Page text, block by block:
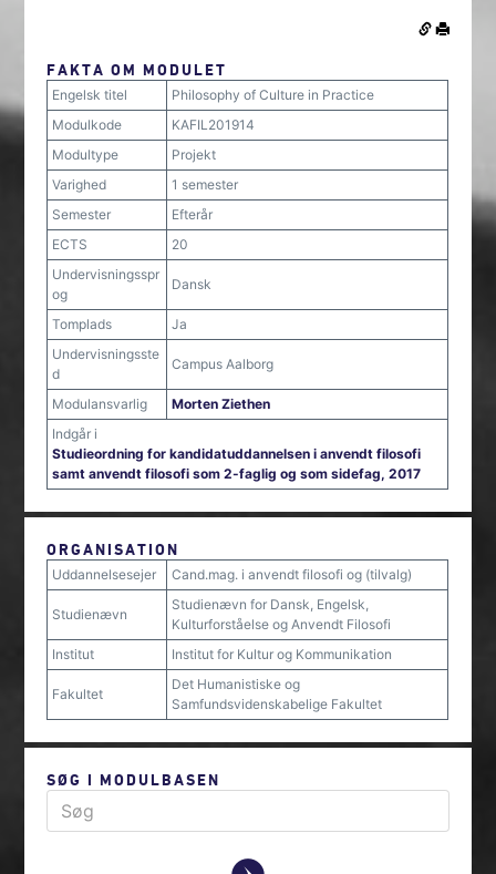
FAKTA OM MODULET
Engelsk titel
Philosophy of Culture in Practice
Modulkode
KAFIL201914
Modultype
Projekt
Varighed
1 semester
Semester
Efterår
ECTS
20
Undervisningsspr
og
Dansk
Tomplads
Ja
Undervisningsste
d
Campus Aalborg
Modulansvarlig
Morten Ziethen
Indgår i
Studieordning for kandidatuddannelsen i anvendt filosofi
samt anvendt filosofi som 2-faglig og som sidefag, 2017
ORGANISATION
Uddannelsesejer Cand.mag. i anvendt filosofi og (tilvalg)
Studienævn
Studienævn for Dansk, Engelsk,
Kulturforståelse og Anvendt Filosofi
Institut
Institut for Kultur og Kommunikation
Fakultet
Det Humanistiske og
Samfundsvidenskabelige Fakultet
SØG I MODULBASEN